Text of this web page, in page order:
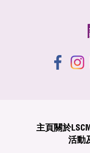
主頁 關於
活動